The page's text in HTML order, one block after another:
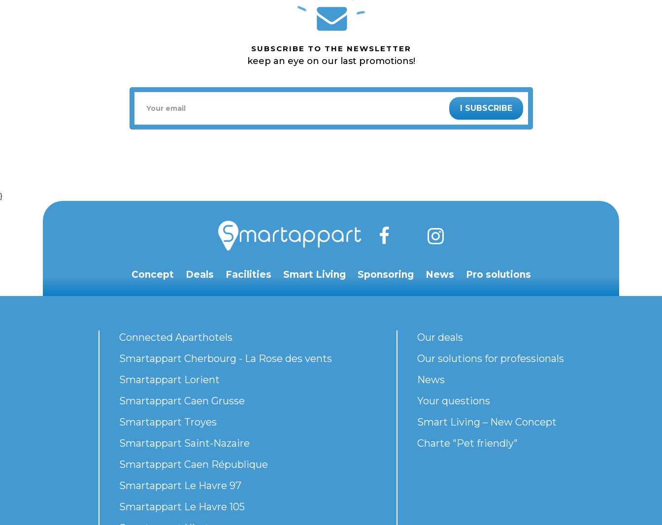
SUBSCRIBE TO THE NEWSLETTER
keep an eye on our last promotions!
I SUBSCRIBE
}
Concept Deals Facilities Smart Living Sponsoring News Pro solutions
Connected Aparthotels
Smartappart Cherbourg - La Rose des vents
Smartappart Lorient
Smartappart Caen Grusse
Smartappart Troyes
Smartappart Saint-Nazaire
Smartappart Caen République
Smartappart Le Havre 97
Smartappart Le Havre 105
Our deals
Our solutions for professionals
News
Your questions
Smart Living – New Concept
Charte "Pet friendly"